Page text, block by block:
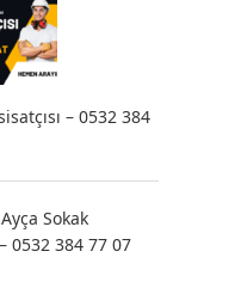
– 0532 384
Sokak
0532 384 77 07